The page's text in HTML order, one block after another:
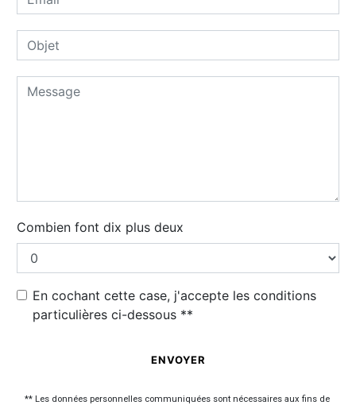
Combien font dix plus deux
En cochant cette case, j'accepte les conditions
particulières ci-dessous **
ENVOYER
** Les données personnelles communiquées sont nécessaires aux fins de